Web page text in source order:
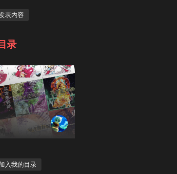
表内容
录
入我的目录